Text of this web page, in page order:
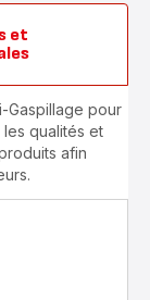
et
Gaspillage pour
les qualités et
afin